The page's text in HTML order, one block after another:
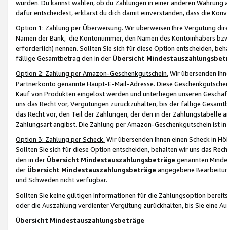
wurden. Du kannst wählen, ob du Zahlungen in einer anderen
dafür entscheidest, erklärst du dich damit einverstanden, dass die
Option 1: Zahlung per Überweisung. Wir überweisen Ihre Vergütung
Namen der Bank, die Kontonummer, den Namen des Kontoinhabers
erforderlich) nennen. Sollten Sie sich für diese Option entscheiden,
fällige Gesamtbetrag den in der Übersicht
Option 2: Zahlung per Amazon-Geschenkgutschein. Wir übersenden
Partnerkonto genannte Haupt-E-Mail-Adresse. Diese
Kauf von Produkten eingelöst werden und unterliegen unseren
uns das Recht vor, Vergütungen zurückzuhalten, bis der fällige
das Recht vor, den Teil der Zahlungen, der den in der
Zahlungsart angibst. Die Zahlung per Amazon-Geschenkgutschein ist
Option 3: Zahlung per Scheck. Wir übersenden Ihnen einen Scheck in
Sollten Sie sich für diese Option entscheiden, behalten wir uns das
den in der Übersicht Mindestauszahlungsbeträge genannten
der Übersicht Mindestauszahlungsbeträge angegebene
und Schweden nicht verfügbar.
Sollten Sie keine gültigen Informationen für die Zahlungsoption
oder die Auszahlung verdienter Vergütung zurückhalten, bis Sie
Übersicht Mindestauszahlungsbeträge